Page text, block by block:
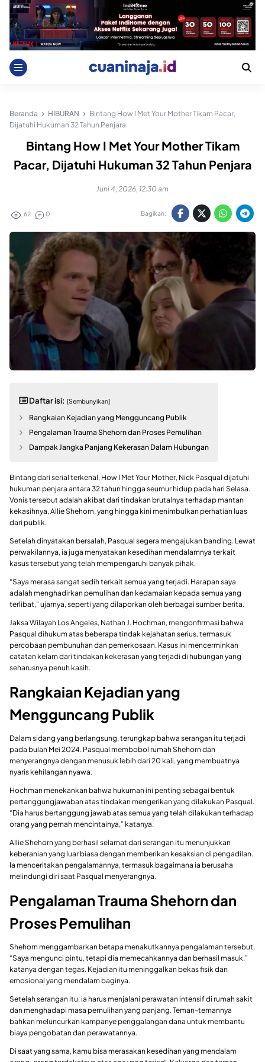
Skip
content
Beranda HIBURAN
Bintang How I Met Your Mother Tikam Pacar,
Dijatuhi Hukuman 32 Tahun Penjara
Bintang How I Met Your Mother Tikam
Pacar, Dijatuhi Hukuman 32 Tahun Penjara
Juni 4, 2026, 12:30 am
62 0 Bagikan:
Daftar isi: [Sembunyikan]
Rangkaian Kejadian yang Mengguncang Publik
Pengalaman Trauma Shehorn dan Proses Pemulihan
Dampak Jangka Panjang Kekerasan Dalam Hubungan
Bintang dari serial terkenal, How I Met Your Mother, Nick Pasqual dijatuhi
hukuman penjara antara 32 tahun hingga seumur hidup pada hari Selasa.
Vonis tersebut adalah akibat dari tindakan brutalnya terhadap mantan
kekasihnya, Allie Shehorn, yang hingga kini menimbulkan perhatian luas
dari publik.
Setelah dinyatakan bersalah, Pasqual segera mengajukan banding. Lewat
perwakilannya, ia juga menyatakan kesedihan mendalamnya terkait
kasus tersebut yang telah mempengaruhi banyak pihak.
“Saya merasa sangat sedih terkait semua yang terjadi. Harapan saya
adalah menghadirkan pemulihan dan kedamaian kepada semua yang
terlibat,” ujarnya, seperti yang dilaporkan oleh berbagai sumber berita.
Jaksa Wilayah Los Angeles, Nathan J. Hochman, mengonfirmasi bahwa
Pasqual dihukum atas beberapa tindak kejahatan serius, termasuk
percobaan pembunuhan dan pemerkosaan. Kasus ini mencerminkan
catatan kelam dari tindakan kekerasan yang terjadi di hubungan yang
seharusnya penuh kasih.
Rangkaian Kejadian yang
Mengguncang Publik
Dalam sidang yang berlangsung, terungkap bahwa serangan itu terjadi
pada bulan Mei 2024. Pasqual membobol rumah Shehorn dan
menyerangnya dengan menusuk lebih dari 20 kali, yang membuatnya
nyaris kehilangan nyawa.
Hochman menekankan bahwa hukuman ini penting sebagai bentuk
pertanggungjawaban atas tindakan mengerikan yang dilakukan Pasqual.
“Dia harus bertanggung jawab atas semua yang telah dilakukan terhadap
orang yang pernah mencintainya,” katanya.
Allie Shehorn yang berhasil selamat dari serangan itu menunjukkan
keberanian yang luar biasa dengan memberikan kesaksian di pengadilan.
Ia menceritakan pengalamannya, termasuk bagaimana ia berusaha
melindungi diri saat Pasqual menyerangnya.
Pengalaman Trauma Shehorn dan
Proses Pemulihan
Shehorn menggambarkan betapa menakutkannya pengalaman tersebut.
“Saya mengunci pintu, tetapi dia memecahkannya dan berhasil masuk,”
katanya dengan tegas. Kejadian itu meninggalkan bekas fisik dan
emosional yang mendalam baginya.
Setelah serangan itu, ia harus menjalani perawatan intensif di rumah sakit
dan menghadapi masa pemulihan yang panjang. Teman-temannya
bahkan meluncurkan kampanye penggalangan dana untuk membantu
biaya pengobatan dan perawatannya.
Di saat yang sama, kamu bisa merasakan kesedihan yang mendalam